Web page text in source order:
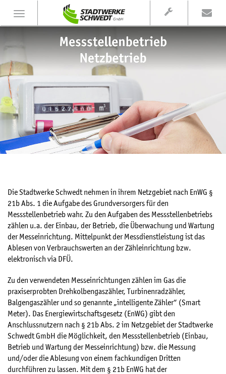
N
a
v
g
a
i
o
n
e
/
a
u
s
l
n
d
e
n
ö
e
n
s
t
K
Die Stadtwerke Schwedt nehmen in ihrem Netzgebiet nach EnWG §
21b Abs. 1 die Aufgabe des Grundversorgers für den
Messstellenbetrieb wahr. Zu den Aufgaben des Messstellenbetriebs
zählen u.a. der Einbau, der Betrieb, die Überwachung und Wartung
der Messeinrichtung. Mittelpunkt der Messdienstleistung ist das
Ablesen von Verbrauchswerten an der Zähleinrichtung bzw.
elektronisch via DFÜ.
Zu den verwendeten Messeinrichtungen zählen im Gas die
praxiserprobten Drehkolbengaszähler, Turbinenradzähler,
Balgengaszähler und so genannte „intelligente Zähler“ (Smart
Meter). Das Energiewirtschaftsgesetz (EnWG) gibt den
Anschlussnutzern nach § 21b Abs. 2 im Netzgebiet der Stadtwerke
Schwedt GmbH die Möglichkeit, den Messstellenbetrieb (Einbau,
Betrieb und Wartung der Messeinrichtung) bzw. die Messung
und/oder die Ablesung von einem fachkundigen Dritten
durchführen zu lassen. Mit dem § 21b EnWG hat der